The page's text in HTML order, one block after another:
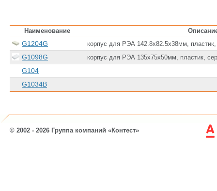
Наименование
G1204G корпус для РЭА 142.8х82.5х38мм,
G1098G корпус для РЭА 135х75х50мм, пластик,
G104
G1034B
© 2002 - 2026 Группа компаний «Контест»